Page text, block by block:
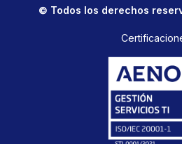
© Todos los derechos